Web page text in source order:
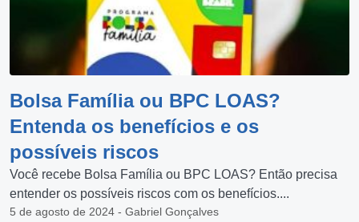
Bolsa Família ou BPC LOAS?
Entenda os benefícios e os
possíveis riscos
Você recebe Bolsa Família ou BPC LOAS? Então precisa
entender os possíveis riscos com os benefícios....
5 de agosto de 2024 - Gabriel Gonçalves